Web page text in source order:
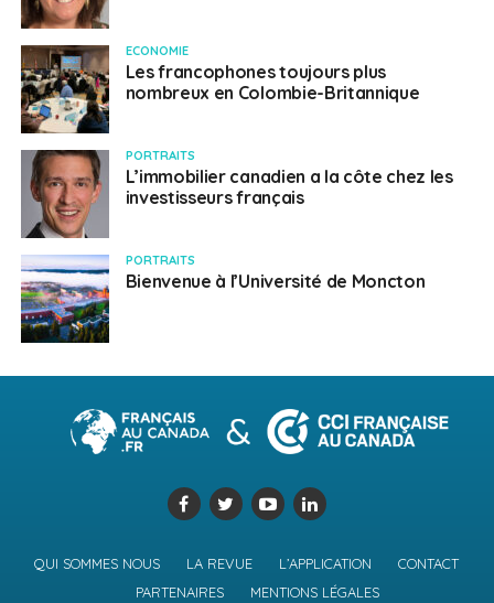
ECONOMIE
Les francophones toujours plus
nombreux en Colombie-Britannique
PORTRAITS
L’immobilier canadien a la côte chez les
investisseurs français
PORTRAITS
Bienvenue à l’Université de Moncton
QUI SOMMES NOUS LA REVUE L’APPLICATION
CONTACT
PARTENAIRES
MENTIONS LÉGALES